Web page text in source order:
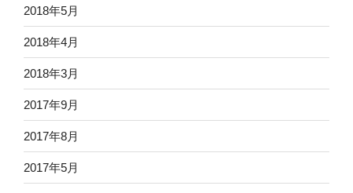
2018年5月
2018年4月
2018年3月
2017年9月
2017年8月
2017年5月